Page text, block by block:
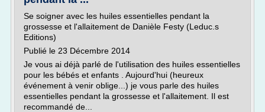
Se soigner avec les huiles essentielles pendant la
grossesse et l'allaitement de Danièle Festy (Leduc.s
Editions)
Publié le 23 Décembre 2014
Je vous ai déjà parlé de l'utilisation des huiles essentielles
pour les bébés et enfants . Aujourd'hui (heureux
événement à venir oblige...) je vous parle des huiles
essentielles pendant la grossesse et l'allaitement. Il est
recommandé de...